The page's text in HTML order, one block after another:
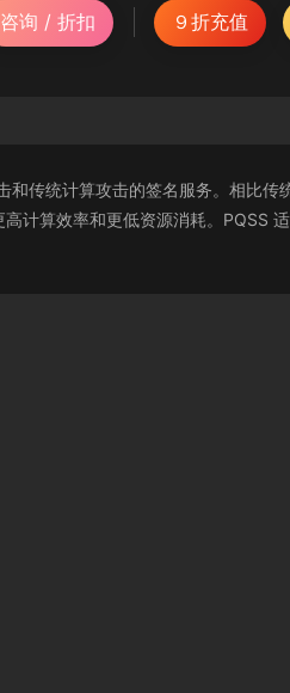
咨询 / 折扣 ９折充值
传统计算攻击的签名服务。相比传
算效率和更低资源消耗。PQSS